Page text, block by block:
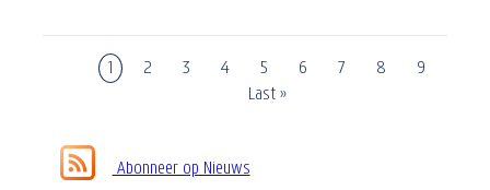
Page
1 Page
2 Page
3 Page
4 Page
5 Page
6 Page
7 Page
8 Page
9
Laatste
Last »
Abonneer op Nieuws